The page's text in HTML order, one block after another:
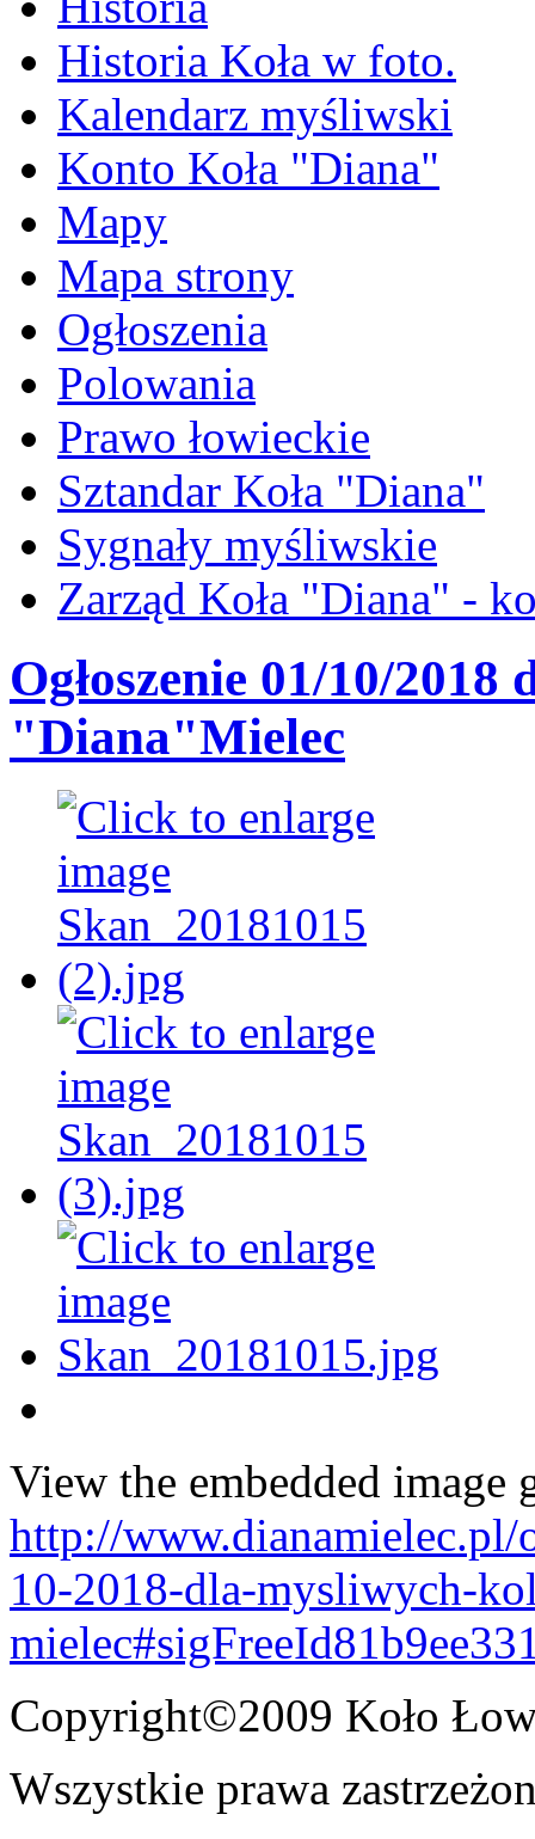
Historia Koła w foto.
Kalendarz myśliwski
Konto Koła "Diana"
Mapy
Mapa strony
Ogłoszenia
Polowania
Prawo łowieckie
Sztandar Koła "Diana"
Sygnały myśliwskie
Zarząd Koła "Diana" -
Ogłoszenie 01/10/
"Diana"Mielec
View the embedded image
http://www.dianamielec.pl/
10-2018-dla-mysliwych-
Copyright©2009 Koło
Wszystkie prawa